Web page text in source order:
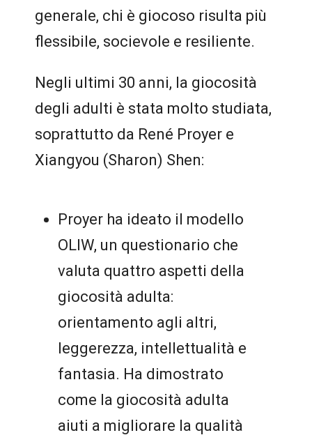
generale, chi è giocoso risulta più
flessibile, socievole e resiliente.
Negli ultimi 30 anni, la giocosità
degli adulti è stata molto studiata,
soprattutto da René Proyer e
Xiangyou (Sharon) Shen:
Proyer ha ideato il modello
OLIW, un questionario che
valuta quattro aspetti della
giocosità adulta:
orientamento agli altri,
leggerezza, intellettualità e
fantasia. Ha dimostrato
come la giocosità adulta
aiuti a migliorare la qualità